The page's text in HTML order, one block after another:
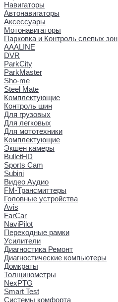
Навигаторы
Автонавигаторы
Аксессуары
Мотонавигаторы
Парковка и Контроль слепых зон
AAALINE
DVR
ParkCity
ParkMaster
Sho-me
Steel Mate
Комплектующие
Контроль шин
Для грузовых
Для легковых
Для мототехники
Комплектующие
Экшен камеры
BulletHD
Sports Cam
Subini
Видео Аудио
FM-Трансмиттеры
Головные устройства
Avis
FarCar
NaviPilot
Переходные рамки
Усилители
Диагностика Ремонт
Диагностические компьютеры
Домкраты
Толщинометры
NexPTG
Smart Test
Системы комфорта